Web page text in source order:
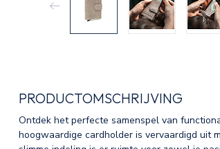
PRODUCTOMSCHRIJVING
Ontdek het perfecte samenspel van
hoogwaardige cardholder is vervaardigd uit